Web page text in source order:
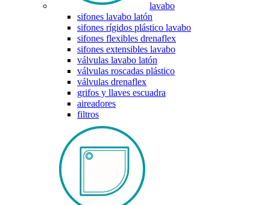
lavabo
sifones lavabo latón
sifones rígidos plástico lavabo
sifones flexibles drenaflex
sifones extensibles lavabo
válvulas lavabo latón
válvulas roscadas plástico
válvulas drenaflex
grifos y llaves escuadra
aireadores
filtros